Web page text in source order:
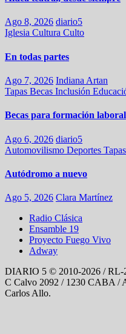
Ago 8, 2026 diario5
Iglesia Cultura Culto
En todas partes
Ago 7, 2026 Indiana Artan
Tapas Becas Inclusión
Becas para formación laboral
Ago 6, 2026 diario5
Automovilismo Deportes Tapas
Autódromo a nuevo
Ago 5, 2026 Clara Martínez
Radio Clásica
Ensamble 19
Proyecto Fuego Vivo
Adway
DIARIO 5 © 2010-2026 /
C Calvo 2092 / 1230 CABA /
Carlos Allo.